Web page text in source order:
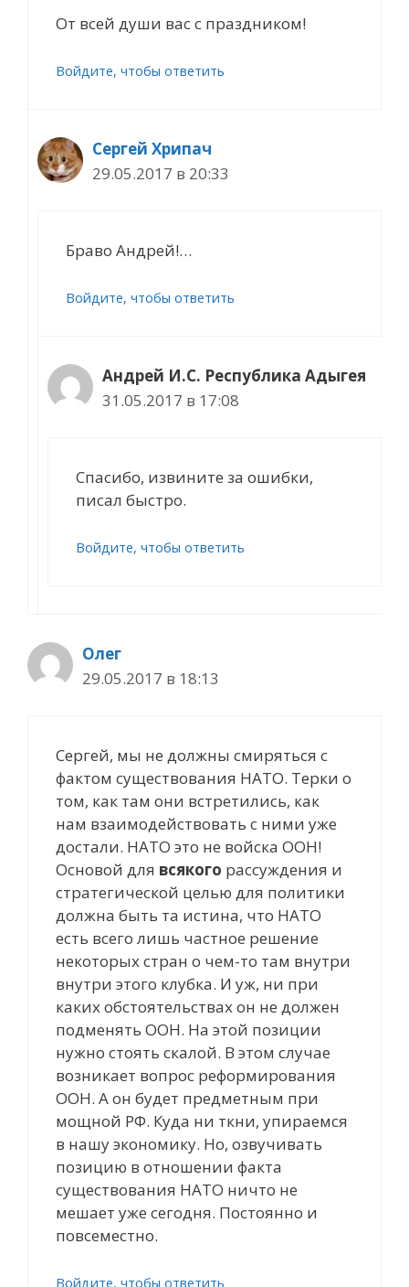
От всей души вас с праздником!
Войдите, чтобы ответить
Сергей Хрипач
29.05.2017 в 20:33
Браво Андрей!…
Войдите, чтобы ответить
Андрей И.С. Республика Адыгея
31.05.2017 в 17:08
Спасибо, извините за ошибки,
писал быстро.
Войдите, чтобы ответить
Олег
29.05.2017 в 18:13
Сергей, мы не должны смиряться с
фактом существования НАТО. Терки о
том, как там они встретились, как
нам взаимодействовать с ними уже
достали. НАТО это не войска ООН!
Основой для всякого рассуждения и
стратегической целью для политики
должна быть та истина, что НАТО
есть всего лишь частное решение
некоторых стран о чем-то там внутри
внутри этого клубка. И уж, ни при
каких обстоятельствах он не должен
подменять ООН. На этой позиции
нужно стоять скалой. В этом случае
возникает вопрос реформирования
ООН. А он будет предметным при
мощной РФ. Куда ни ткни, упираемся
в нашу экономику. Но, озвучивать
позицию в отношении факта
существования НАТО ничто не
мешает уже сегодня. Постоянно и
повсеместно.
Войдите, чтобы ответить